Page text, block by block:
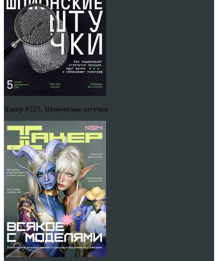
Хакер #325. Шпионские штучки